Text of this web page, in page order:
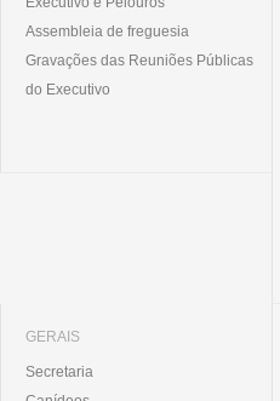
Assembleia de freguesia
Gravações das Reuniões Públicas
do Executivo
GERAIS
Secretaria